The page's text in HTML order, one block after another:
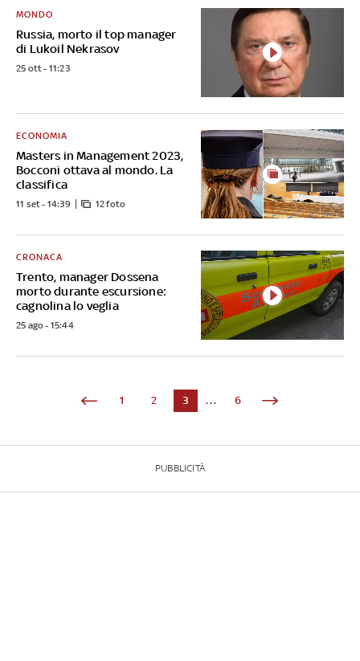
Russia, morto il top manager
di Lukoil Nekrasov
MONDO
25 ott - 11:23
Masters in Management 2023,
Bocconi ottava al mondo. La
classifica
ECONOMIA
11 set - 14:39 12 foto
Trento, manager Dossena
morto durante escursione:
cagnolina lo veglia
CRONACA
25 ago - 15:44
1 2 3 ... 6
PUBBLICITÀ